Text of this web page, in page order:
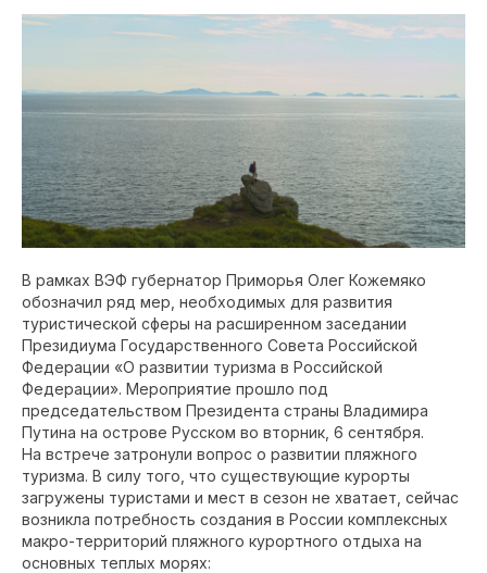
В рамках ВЭФ губернатор Приморья Олег Кожемяко
обозначил ряд мер, необходимых для развития
туристической сферы на расширенном заседании
Президиума Государственного Совета Российской
Федерации «О развитии туризма в Российской
Федерации». Мероприятие прошло под
председательством Президента страны Владимира
Путина на острове Русском во вторник, 6 сентября.
На встрече затронули вопрос о развитии пляжного
туризма. В силу того, что существующие курорты
загружены туристами и мест в сезон не хватает, сейчас
возникла потребность создания в России комплексных
макро-территорий пляжного курортного отдыха на
основных теплых морях: